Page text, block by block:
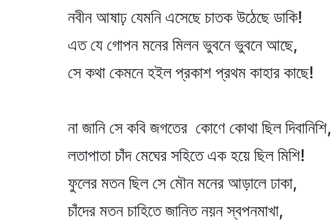
নবীন আষাঢ় যেমনি এসেছে চাতক উঠেছে ডাকি!
এত যে গোপন মনের মিলন ভুবনে ভুবনে আছে,
সে কথা কেমনে হইল প্রকাশ প্রথম কাহার কাছে!
না জানি সে কবি জগতের কোণে কোথা ছিল দিবানিশি,
লতাপাতা চাঁদ মেঘের সহিতে এক হয়ে ছিল মিশি!
ফুলের মতন ছিল সে মৌন মনের আড়ালে ঢাকা,
চাঁদের মতন চাহিতে জানিত নয়ন স্বপনমাখা,